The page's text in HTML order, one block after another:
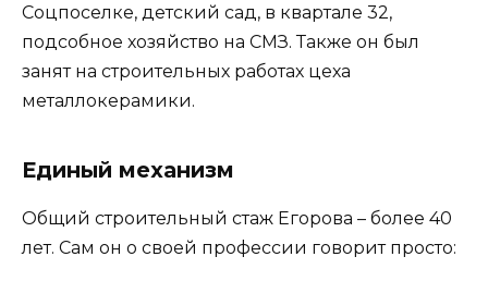
Соцпоселке, детский сад, в квартале 32,
подсобное хозяйство на СМЗ. Также он был
занят на строительных работах цеха
металлокерамики.
Единый механизм
Общий строительный стаж Егорова – более 40
лет. Сам он о своей профессии говорит просто: